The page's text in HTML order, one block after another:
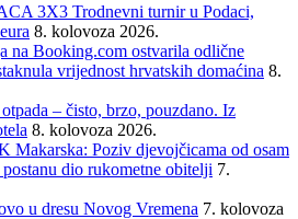
3X3 Trodnevni turnir u Podaci,
8. kolovoza 2026.
na Booking.com ostvarila odlične
vrijednost hrvatskih domaćina 8.
– čisto, brzo, pouzdano. Iz
8. kolovoza 2026.
Makarska: Poziv djevojčicama od osam
dio rukometne obitelji 7.
u dresu Novog Vremena 7. kolovoza